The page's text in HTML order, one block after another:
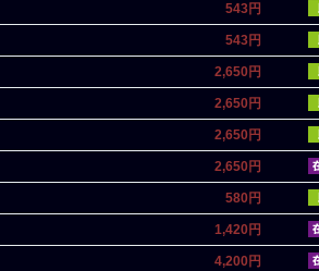
543円
543円
2,650円
2,650円
2,650円
2,650円
580円
1,420円
4,200円